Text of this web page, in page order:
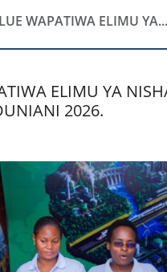
WAPATIWA ELIMU YA...
ELIMU YA
2026.